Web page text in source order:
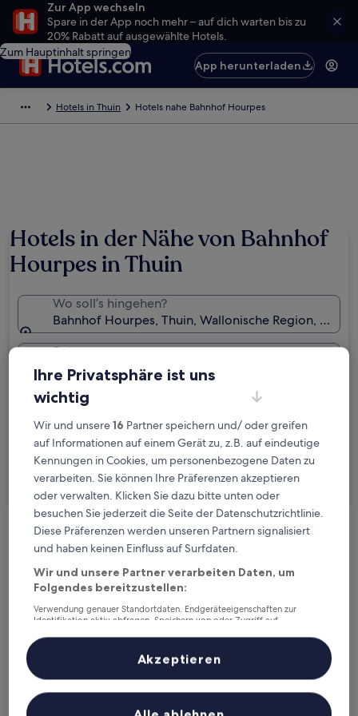
Zur App wechseln
Spare in der App noch mehr – auf dich warten bis zu
20% Rabatt auf ausgewählte Hotels.
Zum Hauptinhalt springen
App herunterladen
Hotels in Thuin Hotels nahe Bahnhof Hourpes
Hotels in der Nähe von Bahnhof
Hourpes in Thuin
Wo soll’s hingehen?
Bahnhof Hourpes, Thuin, Wallonische Region,
Daten
Sa., 22. Aug. - So., 23. Aug.
Gäste
Ich reise geschäftlich
Suchen
Kostenlose Stornierung bei
Planänderungen
Verdiene Prämien für jede
wahrgenommene Übernachtung
Mehr sparen mit Preisen für Mitglieder
Ihre Privatsphäre ist uns
wichtig
Wir und unsere16 Partner speichern und/ oder greifen
auf Informationen auf einem Gerät zu, z.B. auf eindeutige
Kennungen in Cookies, um personenbezogene Daten zu
verarbeiten. Sie können Ihre Präferenzen akzeptieren
oder verwalten. Klicken Sie dazu bitte unten oder
besuchen Sie jederzeit die Seite der Datenschutzrichtlinie.
Diese Präferenzen werden unseren Partnern signalisiert
und haben keinen Einfluss auf Surfdaten.
Wir und unsere Partner verarbeiten Daten, um
Folgendes bereitzustellen:
Verwendung genauer Standortdaten. Endgeräteeigenschaften zur
Identifikation aktiv abfragen. Speichern von oder Zugriff auf
Inhalte, Messung von Werbeleistung und der Performance von Inhalten,
Zielgruppenforschung sowie Entwicklung und Verbesserung von
Liste der Partner (Lieferanten)
Akzeptieren